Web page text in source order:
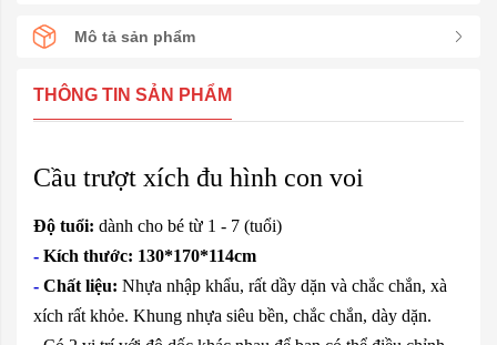
Mô tả sản phẩm
THÔNG TIN SẢN PHẨM
Cầu trượt xích đu hình con voi
Độ tuổi: dành cho bé từ 1 - 7 (tuổi)
- Kích thước: 130*170*114cm
- Chất liệu: Nhựa nhập khẩu, rất dầy dặn và chắc chắn, xà
xích rất khỏe. Khung nhựa siêu bền, chắc chắn, dày dặn.